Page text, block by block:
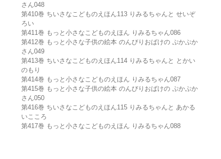
さん048
第410巻 ちいさなこどものえほん113 りみるちゃんと せいぞ
ろい
第411巻 もっと小さなこどものえほん りみるちゃん086
第412巻 もっと小さな子供の絵本 のんびりおばけの ぷかぷか
さん049
第413巻 ちいさなこどものえほん114 りみるちゃんと とかい
のもり
第414巻 もっと小さなこどものえほん りみるちゃん087
第415巻 もっと小さな子供の絵本 のんびりおばけの ぷかぷか
さん050
第416巻 ちいさなこどものえほん115 りみるちゃんと あかる
いこころ
第417巻 もっと小さなこどものえほん りみるちゃん088